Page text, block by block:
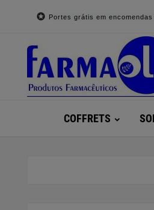
 Portes grátis em
COFFRETS